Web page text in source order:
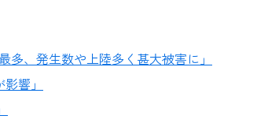
多、発生数や上陸多く甚大被害に」
響」